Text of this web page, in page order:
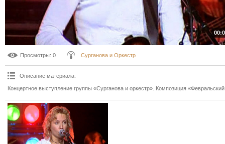
Просмотры: 0 Сурганова и Оркестр
Описание материала:
Концертное выступление группы «Сурганова и оркестр». Композиция